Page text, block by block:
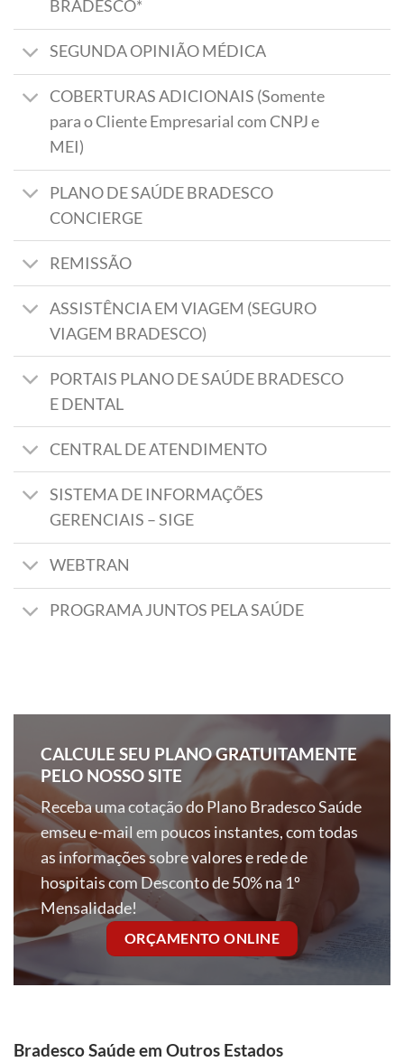
BRADESCO*
SEGUNDA OPINIÃO MÉDICA
COBERTURAS ADICIONAIS (Somente
para o Cliente Empresarial com CNPJ e
MEI)
PLANO DE SAÚDE BRADESCO
CONCIERGE
REMISSÃO
ASSISTÊNCIA EM VIAGEM (SEGURO
VIAGEM BRADESCO)
PORTAIS PLANO DE SAÚDE BRADESCO
E DENTAL
CENTRAL DE ATENDIMENTO
SISTEMA DE INFORMAÇÕES
GERENCIAIS – SIGE
WEBTRAN
PROGRAMA JUNTOS PELA SAÚDE
CALCULE SEU PLANO GRATUITAMENTE
PELO NOSSO SITE
Receba uma cotação do Plano Bradesco Saúde
emseu e-mail em poucos instantes, com todas
as informações sobre valores e rede de
hospitais com Desconto de 50% na 1º
Mensalidade!
ORÇAMENTO ONLINE
Bradesco Saúde em Outros Estados